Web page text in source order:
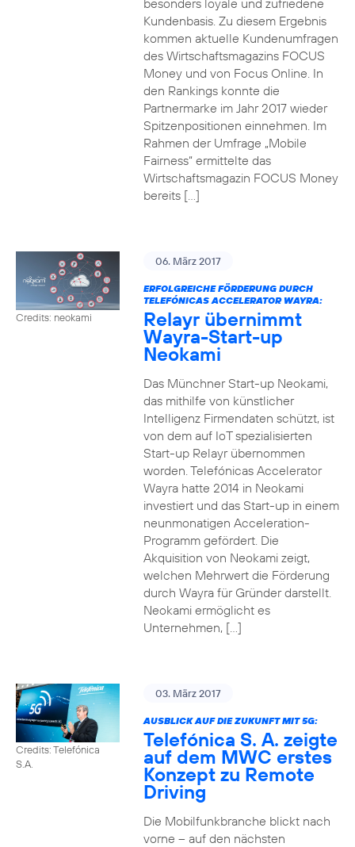
besonders loyale und zufriedene
Kundenbasis. Zu diesem Ergebnis
kommen aktuelle Kundenumfragen
des Wirtschaftsmagazins FOCUS
Money und von Focus Online. In
den Rankings konnte die
Partnermarke im Jahr 2017 wieder
Spitzenpositionen einnehmen. Im
Rahmen der Umfrage „Mobile
Fairness“ ermittelte das
Wirtschaftsmagazin FOCUS Money
bereits […]
Credits: neokami
06. März 2017
ERFOLGREICHE FÖRDERUNG DURCH
TELEFÓNICAS ACCELERATOR WAYRA:
Relayr übernimmt
Wayra-Start-up
Neokami
Das Münchner Start-up Neokami,
das mithilfe von künstlicher
Intelligenz Firmendaten schützt, ist
von dem auf IoT spezialisierten
Start-up Relayr übernommen
worden. Telefónicas Accelerator
Wayra hatte 2014 in Neokami
investiert und das Start-up in einem
neunmonatigen Acceleration-
Programm gefördert. Die
Akquisition von Neokami zeigt,
welchen Mehrwert die Förderung
durch Wayra für Gründer darstellt.
Neokami ermöglicht es
Unternehmen, […]
Credits: Telefónica
S.A.
03. März 2017
AUSBLICK AUF DIE ZUKUNFT MIT 5G:
Telefónica S. A. zeigte
auf dem MWC erstes
Konzept zu Remote
Driving
Die Mobilfunkbranche blickt nach
vorne – auf den nächsten